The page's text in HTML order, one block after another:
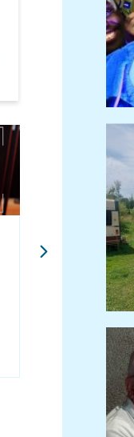
L’APPLI
ASSOCIATIVES
Une nouvelle